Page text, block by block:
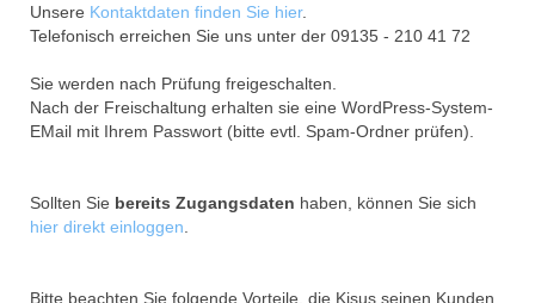
Unsere Kontaktdaten finden Sie hier.
Telefonisch erreichen Sie uns unter der 09135 - 210 41 72
Sie werden nach Prüfung freigeschalten.
Nach der Freischaltung erhalten sie eine WordPress-System-
EMail mit Ihrem Passwort (bitte evtl. Spam-Ordner prüfen).
Sollten Sie bereits Zugangsdaten haben, können Sie sich
hier direkt einloggen
Bitte beachten Sie folgende Vorteile, die Kisus seinen Kunden